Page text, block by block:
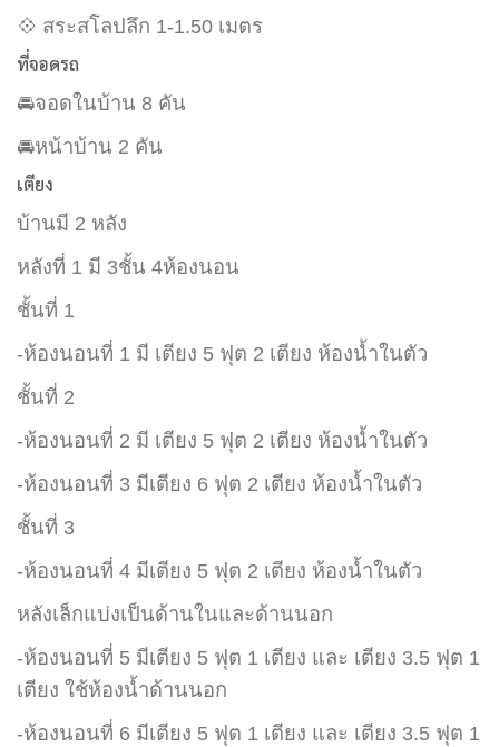
💠 สระสโลปลึก 1-1.50 เมตร
ที่จอดรถ
🚘จอดในบ้าน 8 คัน
🚘หน้าบ้าน 2 คัน
เตียง
บ้านมี 2 หลัง
หลังที่ 1 มี 3ชั้น 4ห้องนอน
ชั้นที่ 1
-ห้องนอนที่ 1 มี เตียง 5 ฟุต 2 เตียง ห้องน้ำในตัว
ชั้นที่ 2
-ห้องนอนที่ 2 มี เตียง 5 ฟุต 2 เตียง ห้องน้ำในตัว
-ห้องนอนที่ 3 มีเตียง 6 ฟุต 2 เตียง ห้องน้ำในตัว
ชั้นที่ 3
-ห้องนอนที่ 4 มีเตียง 5 ฟุต 2 เตียง ห้องน้ำในตัว
หลังเล็กแบ่งเป็นด้านในและด้านนอก
-ห้องนอนที่ 5 มีเตียง 5 ฟุต 1 เตียง และ เตียง 3.5 ฟุต 1
เตียง ใช้ห้องน้ำด้านนอก
-ห้องนอนที่ 6 มีเตียง 5 ฟุต 1 เตียง และ เตียง 3.5 ฟุต 1